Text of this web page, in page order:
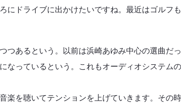
にドライブに出かけたいですね。最近はゴルフ
つあるという。以前は浜崎あゆみ中心の選曲だ
なっているという。これもオーディオシステム
楽を聴いてテンションを上げていきます。その